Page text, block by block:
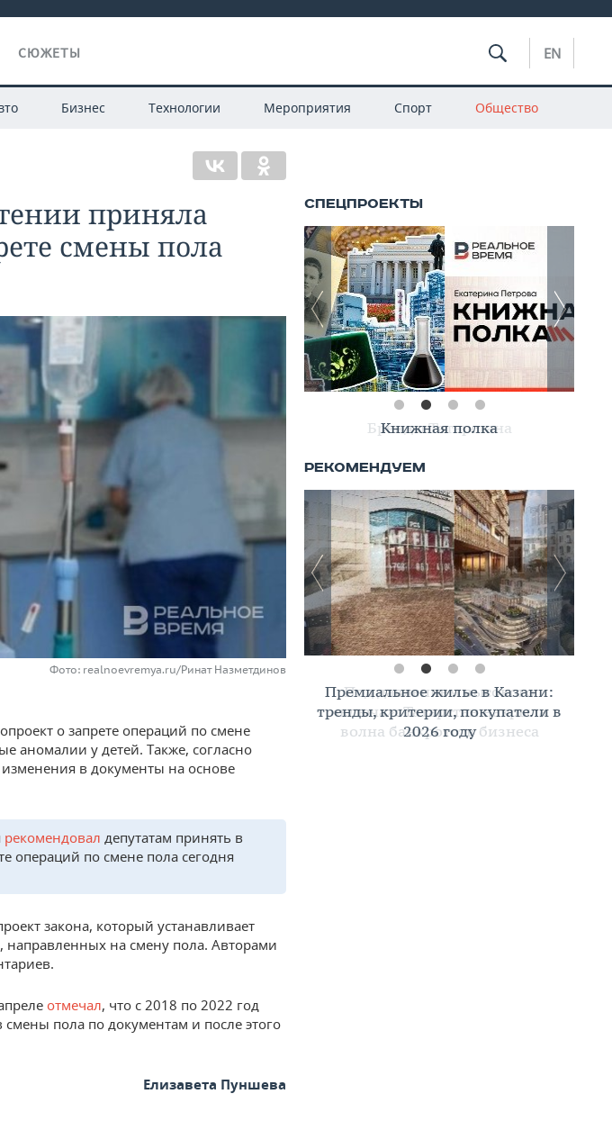
СЮЖЕТЫ EN
Бизнес Технологии Мероприятия Спорт Общество
приняла
смены пола
Фото: realnoevremya.ru/Ринат Назметдинов
о запрете операций по смене
аномалии у детей. Также, согласно
изменения в документы на основе
рекомендовал депутатам принять в
операций по смене пола сегодня
закона, который устанавливает
на смену пола. Авторами
отмечал, что с 2018 по 2022 год
смены пола по документам и после этого
Елизавета Пуншева
Книжная полка
Премиальное жилье в Казани:
тренды, критерии, покупатели в
2026 году